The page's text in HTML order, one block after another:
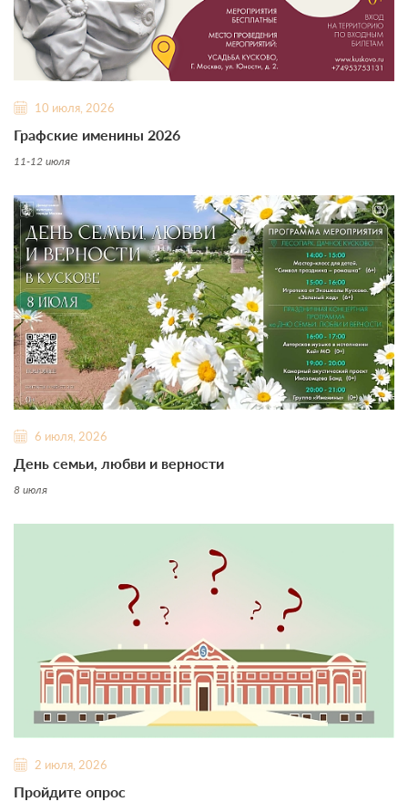
10 июля, 2026
Графские именины 2026
11-12 июля
6 июля, 2026
День семьи, любви и верности
8 июля
2 июля, 2026
Пройдите опрос